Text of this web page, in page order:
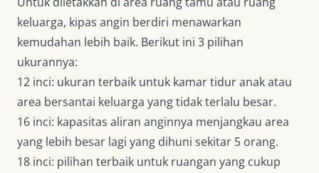
keluarga, kipas angin berdiri menawarkan
kemudahan lebih baik. Berikut ini 3 pilihan
ukurannya:
12 inci: ukuran terbaik untuk kamar tidur anak atau
area bersantai keluarga yang tidak terlalu besar.
16 inci: kapasitas aliran anginnya menjangkau area
yang lebih besar lagi yang dihuni sekitar 5 orang.
18 inci: pilihan terbaik untuk ruangan yang cukup